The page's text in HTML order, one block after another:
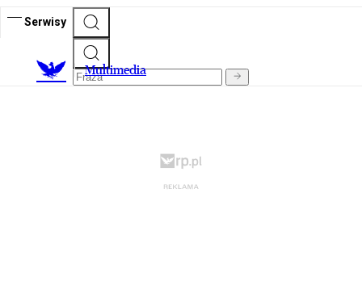
Serwisy
Multimedia